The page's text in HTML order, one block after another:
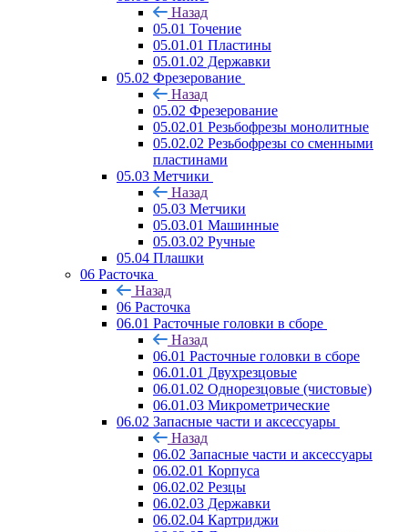
Назад
05.01 Точение
05.01.01 Пластины
05.01.02 Державки
05.02 Фрезерование
Назад
05.02 Фрезерование
05.02.01 Резьбофрезы монолитные
05.02.02 Резьбофрезы со сменными
пластинами
05.03 Метчики
Назад
05.03 Метчики
05.03.01 Машинные
05.03.02 Ручные
05.04 Плашки
06 Расточка
Назад
06 Расточка
06.01 Расточные головки в сборе
Назад
06.01 Расточные головки в сборе
06.01.01 Двухрезцовые
06.01.02 Однорезцовые (чистовые)
06.01.03 Микрометрические
06.02 Запасные части и аксессуары
Назад
06.02 Запасные части и аксессуары
06.02.01 Корпуса
06.02.02 Резцы
06.02.03 Державки
06.02.04 Картриджи